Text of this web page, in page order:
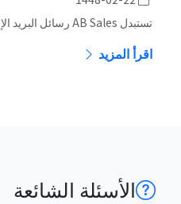
اقرأ المزيد
الأسئلة الشائعة